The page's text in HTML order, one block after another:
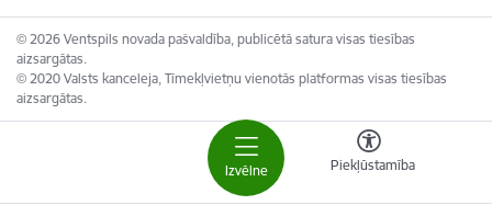
Izvēlne Piekļūstamība
© 2026 Ventspils novada pašvaldība, publicētā satura visas tiesības
aizsargātas.
© 2020 Valsts kanceleja, Tīmekļvietņu vienotās platformas visas tiesības
aizsargātas.